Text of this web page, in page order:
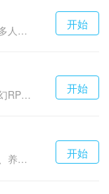
开始
大作
开始
游戏
开始
爱手游